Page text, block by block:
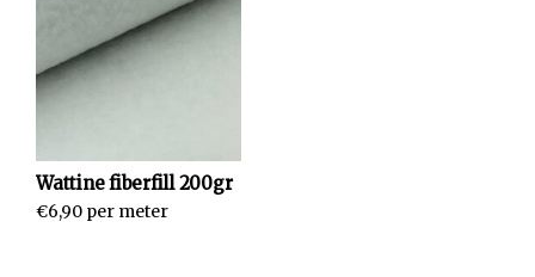
Wattine fiberfill 200gr
€6,90 per meter